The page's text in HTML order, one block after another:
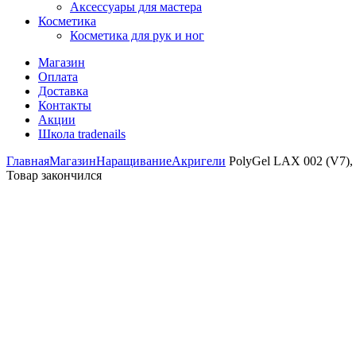
Аксессуары для мастера
Косметика
Косметика для рук и ног
Магазин
Оплата
Доставка
Контакты
Акции
Школа tradenails
ГлавнаяМагазинНаращиваниеАкригели PolyGel LAX 002 (V7),
Товар закончился